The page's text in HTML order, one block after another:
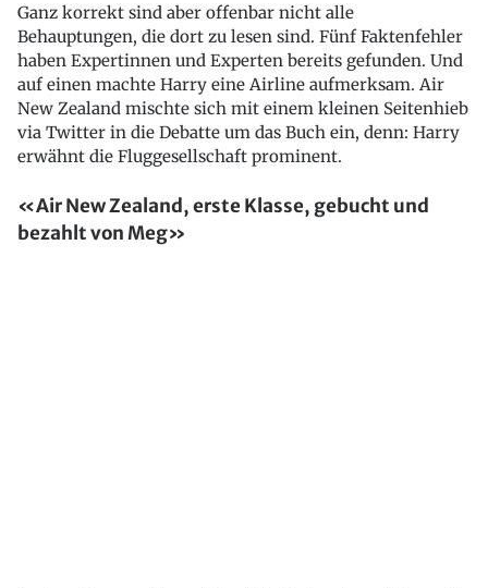
Ganz korrekt sind aber offenbar nicht alle
Behauptungen, die dort zu lesen sind. Fünf Faktenfehler
haben Expertinnen und Experten bereits gefunden. Und
auf einen machte Harry eine Airline aufmerksam. Air
New Zealand mischte sich mit einem kleinen Seitenhieb
via Twitter in die Debatte um das Buch ein, denn: Harry
erwähnt die Fluggesellschaft prominent.
«Air New Zealand, erste Klasse, gebucht und
bezahlt von Meg»